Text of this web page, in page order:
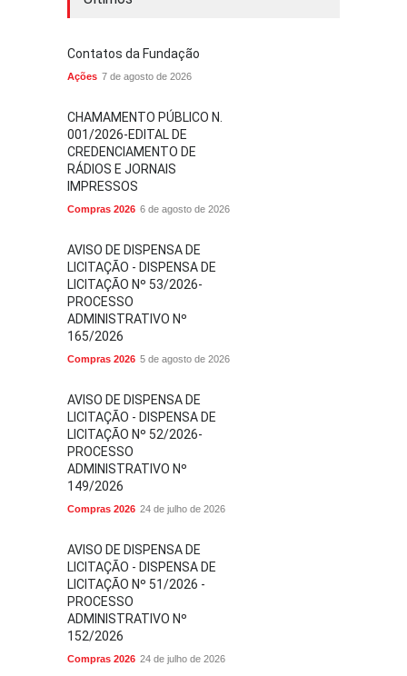
Contatos da Fundação
Ações 7 de agosto de 2026
CHAMAMENTO PÚBLICO N.
001/2026-EDITAL DE
CREDENCIAMENTO DE
RÁDIOS E JORNAIS
IMPRESSOS
Compras 2026 6 de agosto de 2026
AVISO DE DISPENSA DE
LICITAÇÃO - DISPENSA DE
LICITAÇÃO Nº 53/2026-
PROCESSO
ADMINISTRATIVO Nº
165/2026
Compras 2026 5 de agosto de 2026
AVISO DE DISPENSA DE
LICITAÇÃO - DISPENSA DE
LICITAÇÃO Nº 52/2026-
PROCESSO
ADMINISTRATIVO Nº
149/2026
Compras 2026 24 de julho de 2026
AVISO DE DISPENSA DE
LICITAÇÃO - DISPENSA DE
LICITAÇÃO Nº 51/2026 -
PROCESSO
ADMINISTRATIVO Nº
152/2026
Compras 2026 24 de julho de 2026